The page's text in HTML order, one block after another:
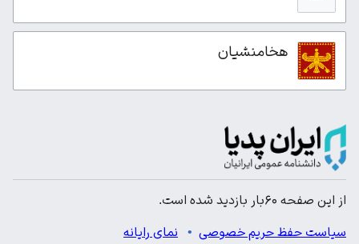
هخامنشیان
از این صفحه ۶۰بار بازدید شده است.
سیاست حفظ حریم خصوصی نمای رایانه